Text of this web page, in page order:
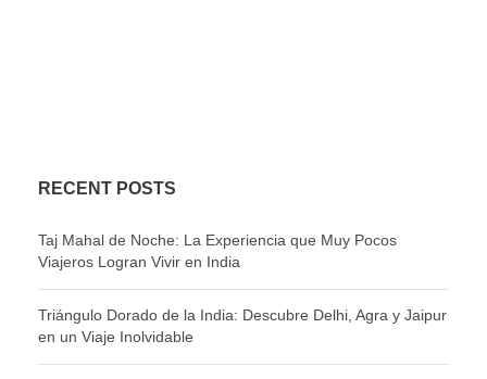
RECENT POSTS
Taj Mahal de Noche: La Experiencia que Muy Pocos
Viajeros Logran Vivir en India
Triángulo Dorado de la India: Descubre Delhi, Agra y Jaipur
en un Viaje Inolvidable